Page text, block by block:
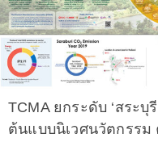
TCMA ยกระดับ ‘สระ
ต้นแบบนิเวศนวัตกรรม